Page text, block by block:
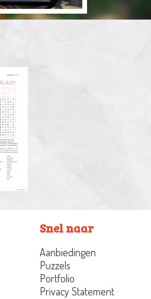
Snel naar
Aanbiedingen
Puzzels
Portfolio
Privacy Statement